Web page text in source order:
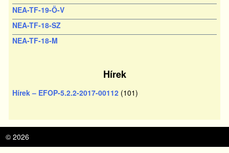
NEA-TF-19-Ö-V
NEA-TF-18-SZ
NEA-TF-18-M
Hírek
Hírek – EFOP-5.2.2-2017-00112(101)
© 2026